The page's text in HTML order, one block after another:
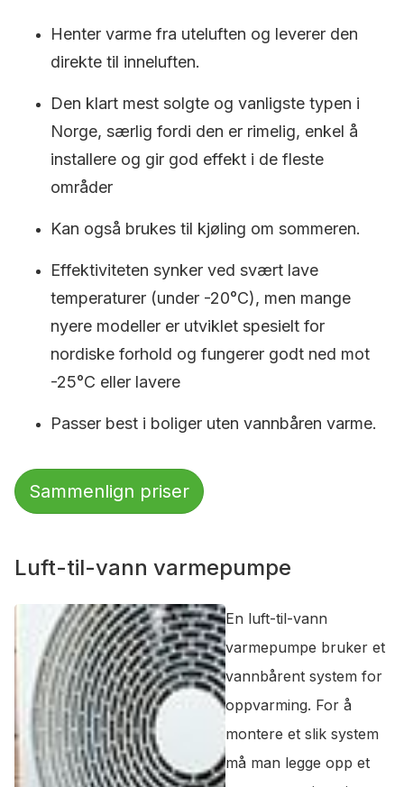
Henter varme fra uteluften og leverer den
direkte til inneluften.
Den klart mest solgte og vanligste typen i
Norge, særlig fordi den er rimelig, enkel å
installere og gir god effekt i de fleste
områder
Kan også brukes til kjøling om sommeren.
Effektiviteten synker ved svært lave
temperaturer (under -20°C), men mange
nyere modeller er utviklet spesielt for
nordiske forhold og fungerer godt ned mot
-25°C eller lavere
Passer best i boliger uten vannbåren varme.
Sammenlign priser
Luft-til-vann varmepumpe
En luft-til-vann
varmepumpe bruker et
vannbårent system for
oppvarming. For å
montere et slik system
må man legge opp et